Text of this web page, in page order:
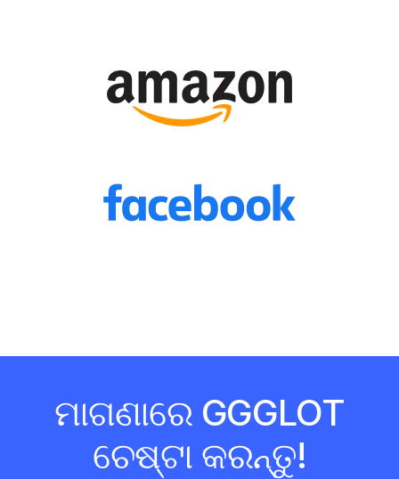
ମାଗଣାରେ GGGLOT
ଚେଷ୍ଟା କରନ୍ତୁ!